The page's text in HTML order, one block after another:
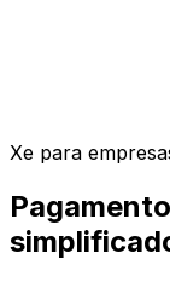
Xe para